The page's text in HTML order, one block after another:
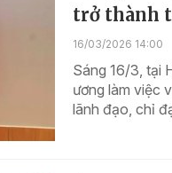
trở thành
16/03/2026 14:00
Sáng 16/3, tại
ương làm việc
lãnh đạo, chỉ